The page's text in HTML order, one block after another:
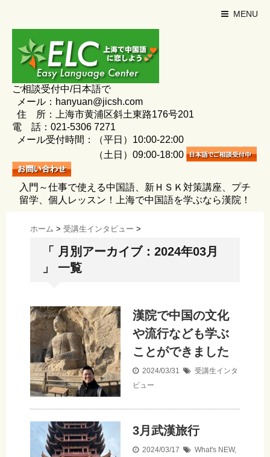
MENU
ご相談受付中/日本語で
メール：hanyuan@jicsh.com
住 所：上海市黄浦区斜土東路176号201
電 話：021-5306 7271
メール受付時間：（平日）10:00-22:00
（土日）09:00-18:00
入門～仕事で使える中国語、新ＨＳＫ対策講座、プチ
留学、個人レッスン！上海で中国語を学ぶなら漢院！
ホーム > 受講生インタビュー >
「 月別アーカイブ：2024年03月
」 一覧
漢院で中国の文化
や流行なども学ぶ
ことができました
2024/03/31
受講生インタ
ビュー
3月武漢旅行
2024/03/17 What's NEW,